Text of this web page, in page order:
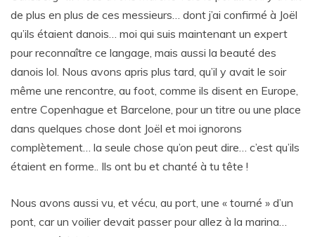
de plus en plus de ces messieurs… dont j’ai confirmé à Joël
qu’ils étaient danois… moi qui suis maintenant un expert
pour reconnaître ce langage, mais aussi la beauté des
danois lol. Nous avons apris plus tard, qu’il y avait le soir
même une rencontre, au foot, comme ils disent en Europe,
entre Copenhague et Barcelone, pour un titre ou une place
dans quelques chose dont Joël et moi ignorons
complètement… la seule chose qu’on peut dire… c’est qu’ils
étaient en forme.. Ils ont bu et chanté à tu tête !
Nous avons aussi vu, et vécu, au port, une « tourné » d’un
pont, car un voilier devait passer pour allez à la marina…